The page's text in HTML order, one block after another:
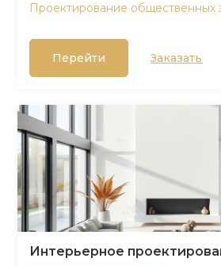
Проектирование общественных
Перейти Заказать
Интерьерное